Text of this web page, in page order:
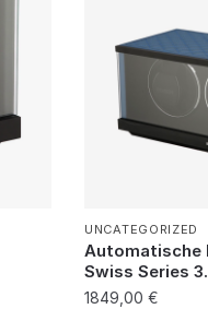
UNCATEGORIZED
Automatische
Swiss Series
1849,00 €